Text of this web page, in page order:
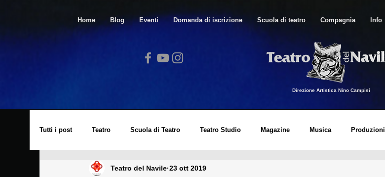
Home Blog Eventi Domanda di iscrizione Scuola di teatro Compagnia Info
Direzione Artistica Nino Campisi
Tutti i post Teatro Scuola di Teatro Teatro Studio Magazine Musica Produzioni
Spazio Arte Lucio Dalla
Teatro del Navile 23 ott 2019